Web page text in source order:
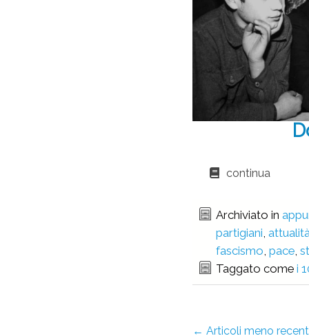
continua
Archiviato in
partigiani
fascismo pace,
Taggato come i
← Articoli meno